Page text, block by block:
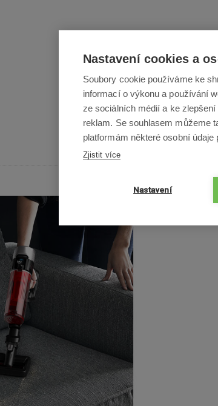
Nastavení cookies a
Soubory cookie používáme ke
informací o výkonu a používání
ze sociálních médií a ke
reklam. Se souhlasem můžeme
platformám některé osobní údaje
Zjistit více
Nastavení